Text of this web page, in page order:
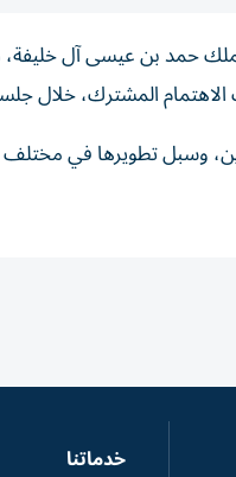
حمد بن عيسى آل خليفة،
الاهتمام المشترك، خلال
وسبل تطويرها في
خدماتنا